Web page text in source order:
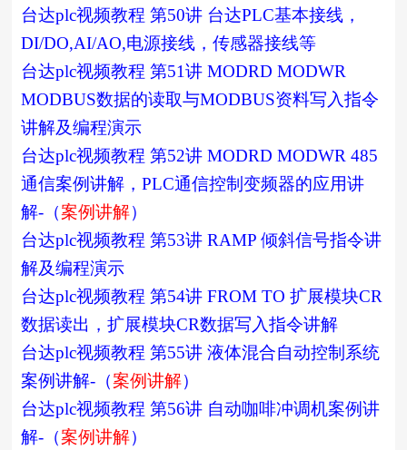
台达plc视频教程 第50讲 台达PLC基本接线，
DI/DO,AI/AO,电源接线，传感器接线等
台达plc视频教程 第51讲 MODRD MODWR
MODBUS数据的读取与MODBUS资料写入指令
讲解及编程演示
台达plc视频教程 第52讲 MODRD MODWR 485
通信案例讲解，PLC通信控制变频器的应用讲
解-（案例讲解）
台达plc视频教程 第53讲 RAMP 倾斜信号指令讲
解及编程演示
台达plc视频教程 第54讲 FROM TO 扩展模块CR
数据读出，扩展模块CR数据写入指令讲解
台达plc视频教程 第55讲 液体混合自动控制系统
案例讲解-（案例讲解）
台达plc视频教程 第56讲 自动咖啡冲调机案例讲
解-（案例讲解）